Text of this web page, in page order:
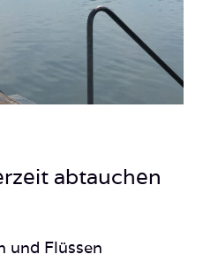
abtauchen
und Flüssen